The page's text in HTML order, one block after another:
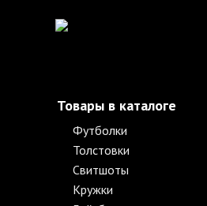
Товары в каталоге
Футболки
Толстовки
Свитшоты
Кружки